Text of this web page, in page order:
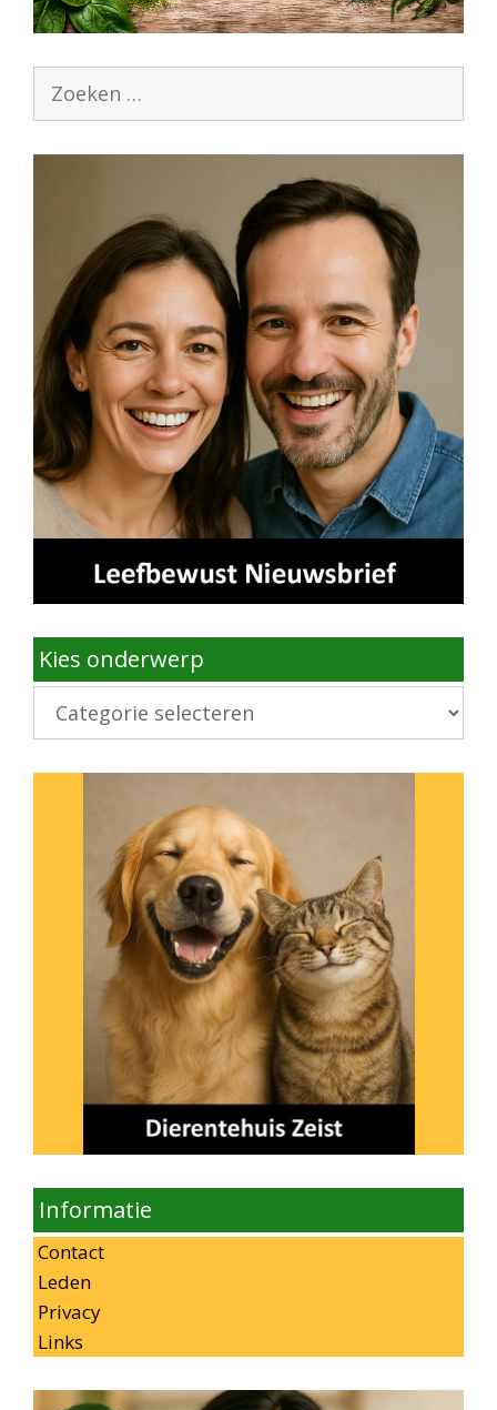
Zoek
Kies onderwerp
Kies
onderwerp
Informatie
Contact
Leden
Privacy
Links